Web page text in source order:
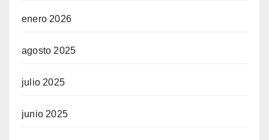
enero 2026
agosto 2025
julio 2025
junio 2025